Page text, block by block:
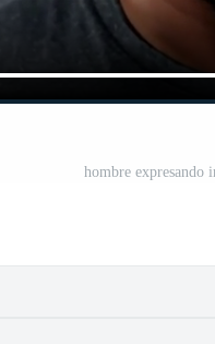
hombre expresando